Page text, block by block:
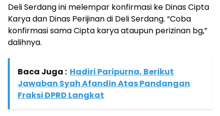
Deli Serdang ini melempar konfirmasi ke Dinas Cipta
Karya dan Dinas Perijinan di Deli Serdang. “Coba
konfirmasi sama Cipta karya ataupun perizinan bg,”
dalihnya.
Baca Juga : Hadiri Paripurna, Berikut
Jawaban Syah Afandin Atas Pandangan
Fraksi DPRD Langkat